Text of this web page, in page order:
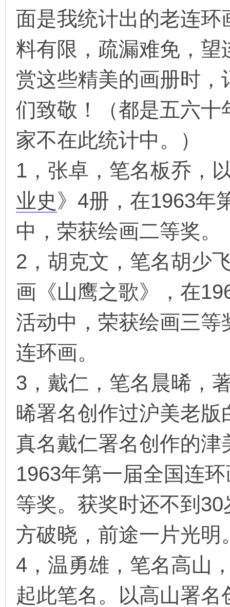
面是我统计出的老连
料有限，疏漏难免，
赏这些精美的画册时
们致敬！（都是五六
家不在此统计中。）
1，张卓，笔名板乔，
业史 》4册，在1963年
中，荣获绘画二等奖
2，胡克文，笔名胡少
画《山鹰之歌》，在
活动中，荣获绘画三
连环画。
3，戴仁，笔名晨晞，
晞署名创作过沪美老
真名戴仁署名创作的
1963年第一届全国连
等奖。获奖时还不到
方破晓，前途一片光
4，温勇雄，笔名高山
起此笔名。以高山署